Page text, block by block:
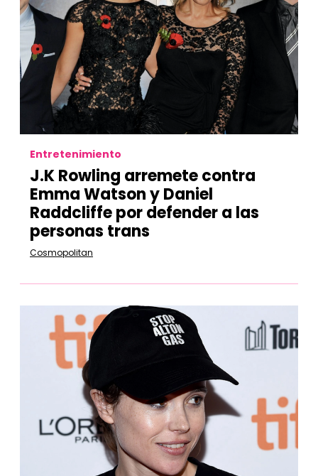
Entretenimiento
J.K Rowling arremete contra
Emma Watson y Daniel
Raddcliffe por defender a las
personas trans
Cosmopolitan